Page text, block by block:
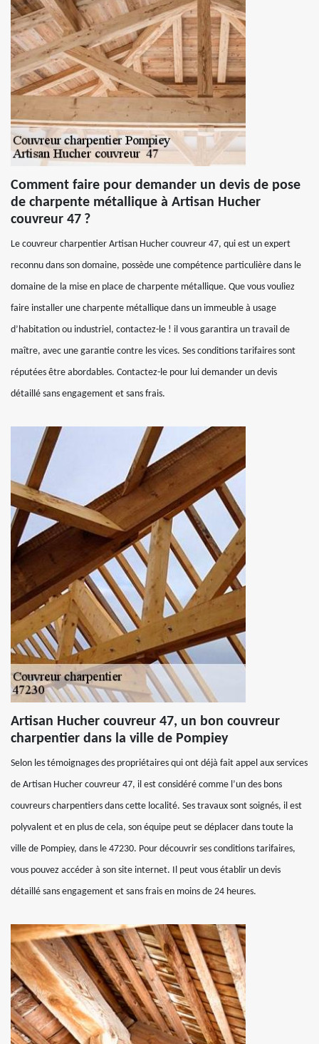
Comment faire pour demander un devis de pose
de charpente métallique à Artisan Hucher
couvreur 47 ?
Le couvreur charpentier Artisan Hucher couvreur 47, qui est un expert
reconnu dans son domaine, possède une compétence particulière dans le
domaine de la mise en place de charpente métallique. Que vous vouliez
faire installer une charpente métallique dans un immeuble à usage
d’habitation ou industriel, contactez-le ! il vous garantira un travail de
maître, avec une garantie contre les vices. Ses conditions tarifaires sont
réputées être abordables. Contactez-le pour lui demander un devis
détaillé sans engagement et sans frais.
Artisan Hucher couvreur 47, un bon couvreur
charpentier dans la ville de Pompiey
Selon les témoignages des propriétaires qui ont déjà fait appel aux services
de Artisan Hucher couvreur 47, il est considéré comme l’un des bons
couvreurs charpentiers dans cette localité. Ses travaux sont soignés, il est
polyvalent et en plus de cela, son équipe peut se déplacer dans toute la
ville de Pompiey, dans le 47230. Pour découvrir ses conditions tarifaires,
vous pouvez accéder à son site internet. Il peut vous établir un devis
détaillé sans engagement et sans frais en moins de 24 heures.